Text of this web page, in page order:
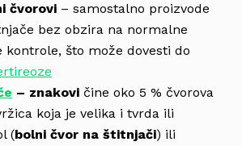
čvorovi – samostalno proizvode
bez obzira na normalne
kontrole, što može dovesti do
– znakovi čine oko 5 % čvorova
koja je velika i tvrda ili
(bolni čvor na štitnjači) ili